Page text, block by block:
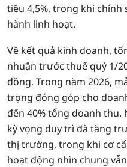
tiêu 4,5%, trong khi chính
hành linh hoạt.
Về kết quả kinh doanh,
nhuận trước thuế quý 1/
đồng. Trong năm 2026,
trọng đóng góp cho
đến 40% tổng doanh thu.
kỳ vọng duy trì đà tăng
thị trường, trong khi cơ
hoạt động nhìn chung